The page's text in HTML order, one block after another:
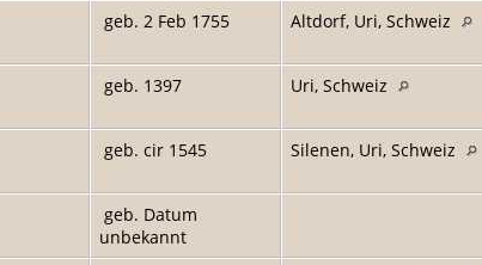
geb. 2 Feb 1755 Altdorf, Uri, Schweiz
geb. 1397 Uri, Schweiz
geb. cir 1545 Silenen, Uri, Schweiz
geb. Datum
unbekannt